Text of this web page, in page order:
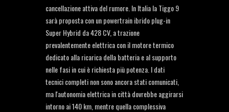
cancellazione attiva del rumore. In Italia la Tiggo 9
sarà proposta con un powertrain ibrido plug-in
Super Hybrid da 428 CV, a trazione
prevalentemente elettrica con il motore termico
dedicato alla ricarica della batteria e al supporto
nelle fasi in cui è richiesta più potenza. I dati
tecnici completi non sono ancora stati comunicati,
ma l'autonomia elettrica in città dovrebbe aggirarsi
intorno ai 140 km, mentre quella complessiva